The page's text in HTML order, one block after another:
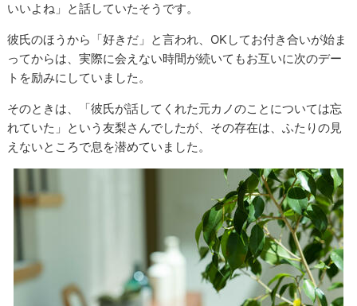
いいよね」と話していたそうです。
彼氏のほうから「好きだ」と言われ、OKしてお付き合いが始ま
ってからは、実際に会えない時間が続いてもお互いに次のデー
トを励みにしていました。
そのときは、「彼氏が話してくれた元カノのことについては忘
れていた」という友梨さんでしたが、その存在は、ふたりの見
えないところで息を潜めていました。